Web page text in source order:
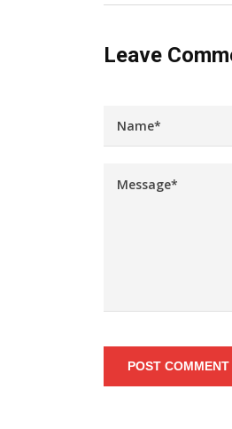
Leave
POST COMMENT